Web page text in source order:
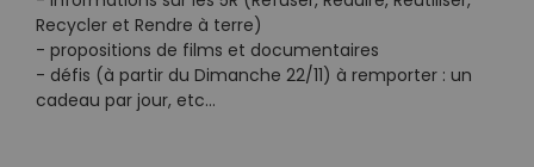
Recycler et Rendre à terre)
- propositions de films et documentaires
- défis (à partir du Dimanche 22/11) à remporter : un
cadeau par jour, etc…